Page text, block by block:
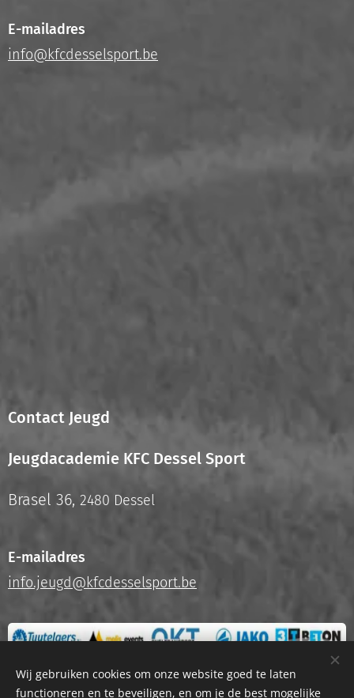
E-mailadres
info@kfcdesselsport.be
Contact Jeugd
Jeugdacademie KFC Dessel Sport
Brasel 36, 2480 Dessel
E-mailadres
info.jeugd@kfcdesselsport.be
Privacyverklaring Cookies
Wij gebruiken cookies om onze website goed te laten
functioneren en te beveiligen, en om je de best mogelijke